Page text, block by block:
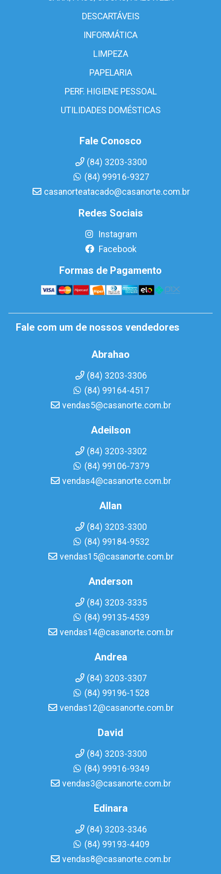
DESCARTÁVEIS
INFORMÁTICA
LIMPEZA
PAPELARIA
PERF. HIGIENE PESSOAL
UTILIDADES DOMÉSTICAS
Fale Conosco
(84) 3203-3300
(84) 99916-9327
casanorteatacado@casanorte.com.br
Redes Sociais
Instagram
Facebook
Formas de Pagamento
Fale com um de nossos vendedores
Abrahao
(84) 3203-3306
(84) 99164-4517
vendas5@casanorte.com.br
Adeilson
(84) 3203-3302
(84) 99106-7379
vendas4@casanorte.com.br
Allan
(84) 3203-3300
(84) 99184-9532
vendas15@casanorte.com.br
Anderson
(84) 3203-3335
(84) 99135-4539
vendas14@casanorte.com.br
Andrea
(84) 3203-3307
(84) 99196-1528
vendas12@casanorte.com.br
David
(84) 3203-3300
(84) 99916-9349
vendas3@casanorte.com.br
Edinara
(84) 3203-3346
(84) 99193-4409
vendas8@casanorte.com.br